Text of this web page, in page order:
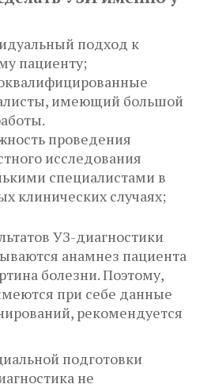
подход к
пациенту;
имеющий большой
проведения
исследования
специалистами в
клинических случаях;
УЗ-диагностики
анамнез пациента
болезни. Поэтому,
при себе данные
рекомендуется
подготовки
не